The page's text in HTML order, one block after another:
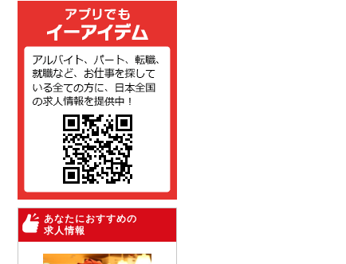
あなたにおすすめの
求人情報